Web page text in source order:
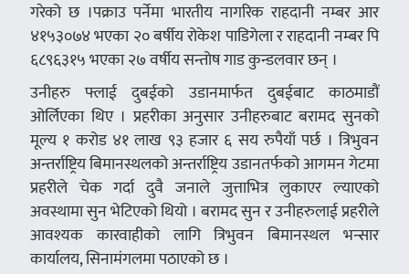
गरेको छ ।पक्राउ पर्नेमा भारतीय नागरिक राहदानी नम्बर आर
४१५३०७४ भएका २० बर्षीय रोकेश पाडिगेला र राहदानी नम्बर पि
६८९६३१५ भएका २७ वर्षीय सन्तोष गाड कुन्डलवार छन् ।
उनीहरु फ्लाई दुबईको उडानमार्फत दुबईबाट काठमाडौं
ओर्लिएका थिए । प्रहरीका अनुसार उनीहरुबाट बरामद सुनको
मूल्य १ करोड ४१ लाख ९३ हजार ६ सय रुपैयाँ पर्छ । त्रिभुवन
अन्तर्राष्ट्रिय बिमानस्थलको अन्तर्राष्ट्रिय उडानतर्फको आगमन गेटमा
प्रहरीले चेक गर्दा दुवै जनाले जुत्ताभित्र लुकाएर ल्याएको
अवस्थामा सुन भेटिएको थियो । बरामद सुन र उनीहरुलाई प्रहरीले
आवश्यक कारवाहीको लागि त्रिभुवन बिमानस्थल भन्सार
कार्यालय, सिनामंगलमा पठाएको छ ।